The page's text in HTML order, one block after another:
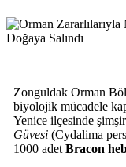
Zonguldak Orman
biyolojik mücadele
Yenice ilçesinde
Güvesi(Cydalima
1000 adet Bracon